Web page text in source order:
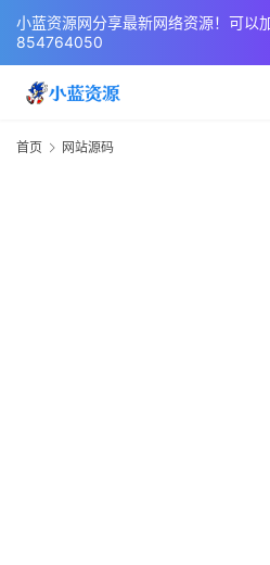
小蓝资源网分享最新网络资源！可以
854764050
首页 网站源码